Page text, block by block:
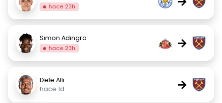
hace 23h
Simon Adingra
hace 23h →
Dele Alli
hace 1d
→